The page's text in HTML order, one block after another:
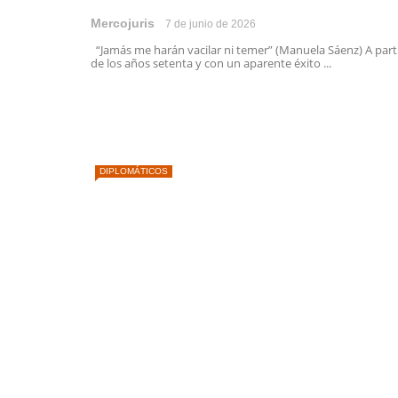
Mercojuris 7 de junio de 2026
“Jamás me harán vacilar ni temer” (Manuela Sáenz) A
de los años setenta y con un aparente éxito ...
DIPLOMÁTICOS